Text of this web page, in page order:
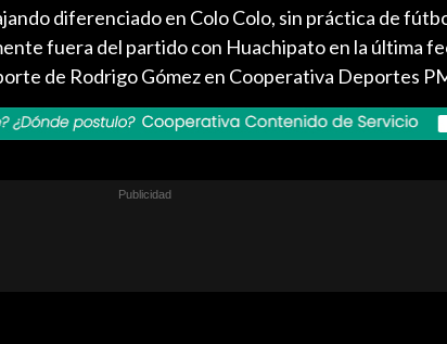
diferenciado en Colo Colo, sin práctica de
fuera del partido con Huachipato en la última
de Rodrigo Gómez en Cooperativa Deportes